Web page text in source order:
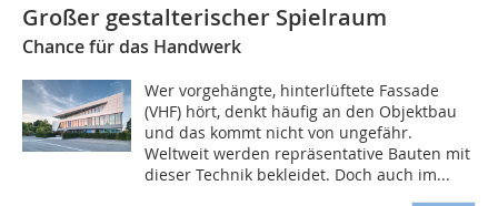
Großer gestalterischer Spielraum
Chance für das Handwerk
Wer vorgehängte, hinterlüftete Fassade
(VHF) hört, denkt häufig an den Objektbau
und das kommt nicht von ungefähr.
Weltweit werden repräsentative Bauten mit
dieser Technik bekleidet. Doch auch im...